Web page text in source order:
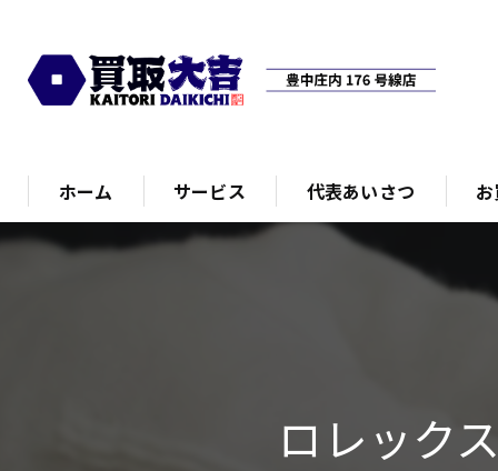
ホーム サービス 代表あいさつ
ロレック